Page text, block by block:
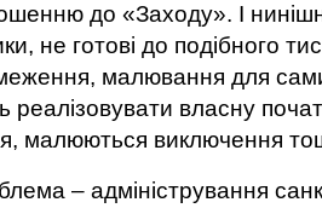
до «Заходу». І
не готові до подібного
малювання для
реалізовувати власну
малюються виключення
– адміністрування